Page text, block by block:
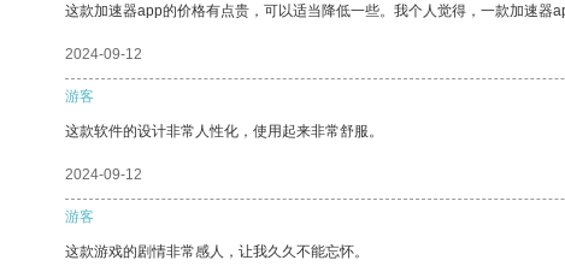
这款加速器app的价格有点贵，可以适当降低一些。我个人觉得，一款加速器
2024-09-12
游客
这款软件的设计非常人性化，使用起来非常舒服。
2024-09-12
游客
这款游戏的剧情非常感人，让我久久不能忘怀。